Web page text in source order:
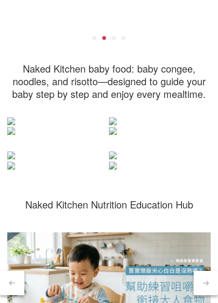
Naked Kitchen baby food: baby congee,
noodles, and risotto—designed to guide your
baby step by step and enjoy every mealtime.
Naked Kitchen Nutrition Education Hub